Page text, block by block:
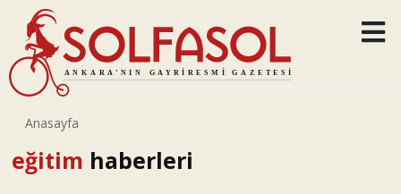
Anasayfa
eğitim haberleri